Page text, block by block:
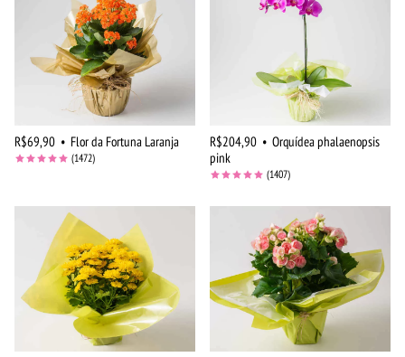
R$69,90 • Flor da Fortuna Laranja
(1472)
R$204,90 • Orquídea phalaenopsis
pink
(1407)